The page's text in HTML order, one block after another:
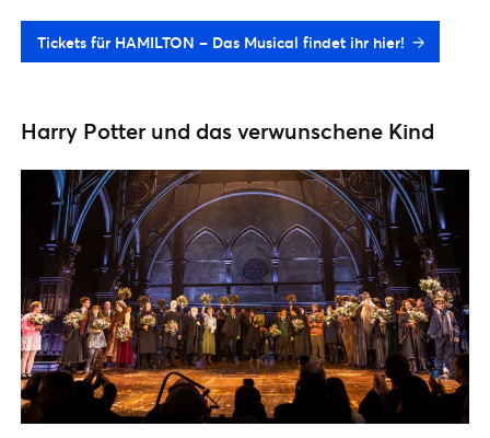
Tickets für HAMILTON – Das Musical findet ihr hier!
Harry Potter und das verwunschene Kind